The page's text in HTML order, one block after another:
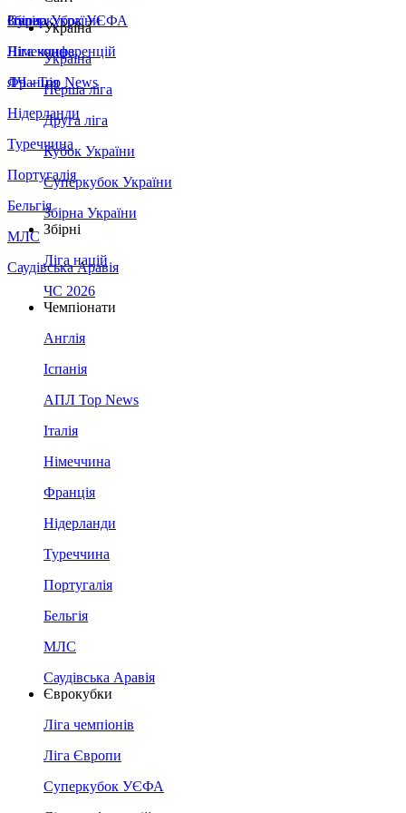
Збірна України
Італія
Німеччина
Франція
Нідерланди
Туреччина
Португалія
Бельгія
МЛС
Саудівська Аравія
Суперкубок УЄФА
Ліга конференцій
ЛЧ - Top News
Україна
Україна
Перша ліга
Друга ліга
Кубок України
Суперкубок України
Збірна України
Збірні
Ліга націй
ЧС 2026
Чемпіонати
Англія
Іспанія
АПЛ Top News
Італія
Німеччина
Франція
Нідерланди
Туреччина
Португалія
Бельгія
МЛС
Саудівська Аравія
Єврокубки
Ліга чемпіонів
Ліга Європи
Суперкубок УЄФА